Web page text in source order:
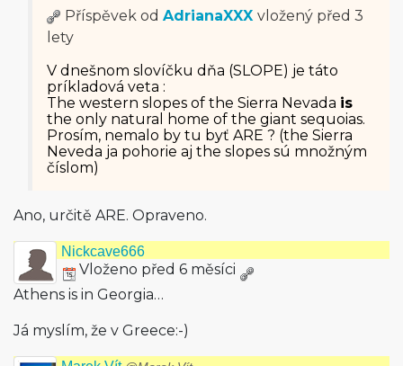
Příspěvek od AdrianaXXX vložený před 3
lety
V dnešnom slovíčku dňa (SLOPE) je táto
príkladová veta :
The western slopes of the Sierra Nevada is
the only natural home of the giant sequoias.
Prosím, nemalo by tu byť ARE ? (the Sierra
Neveda ja pohorie aj the slopes sú množným
číslom)
Ano, určitě ARE. Opraveno.
Nickcave666
Vloženo před 6 měsíci
Athens is in Georgia…
Já myslím, že v Greece:-)